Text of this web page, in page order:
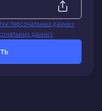
персональных данных
данных